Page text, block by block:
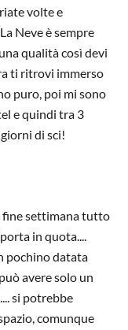
volte e
Neve è sempre
qualità così devi
ti ritrovi immerso
puro, poi mi sono
e quindi tra 3
di sci!
fine settimana tutto
in quota....
pochino datata
avere solo un
si potrebbe
comunque